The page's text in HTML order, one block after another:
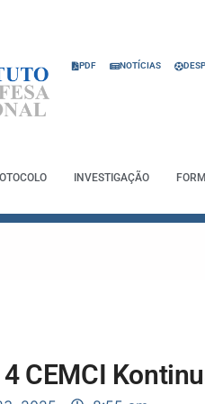
PDF NOTÍCIAS
INVESTIGAÇÃO
CEMCI